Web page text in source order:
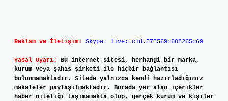
Reklam ve İletişim: Skype: live:.cid.575569c608265c69
Yasal Uyarı:
Bu internet sitesi, herhangi bir marka,
kurum veya şahıs şirketi ile hiçbir bağlantısı
bulunmamaktadır. Sitede yalnızca kendi hazırladığımız
makaleler paylaşılmaktadır. Burada yer alan içerikler
haber niteliği taşımamakta olup, gerçek kurum ve kişiler